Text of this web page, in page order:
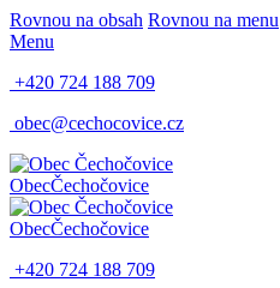
Rovnou na obsah Rovnou na menu
Menu
+420 724 188 709
obec@cechocovice.cz
ObecČechočovice
ObecČechočovice
+420 724 188 709